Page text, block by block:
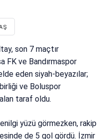
son 7 maçtır
FK ve Bandırmaspor
eden siyah-beyazılar;
ve Boluspor
taraf oldu.
yüzü görmezken, rakip
de 5 gol gördü. İzmir